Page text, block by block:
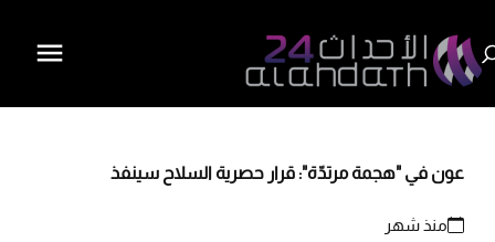
عون في "هجمة مرتدّة": قرار حصرية السلاح سينفذ
منذ شهر